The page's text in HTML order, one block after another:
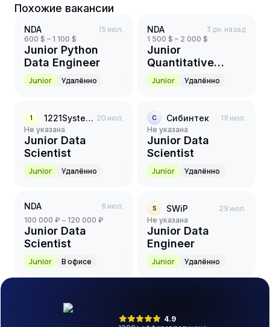
Похожие вакансии
NDA 15 июл.
600 $ – 1 100 $
Junior Python
Data Engineer
Junior Удалённо
NDA 3 дн. назад
1 500 $ – 2 000 $
Junior
Quantitative
Analyst /
Researcher
Junior Удалённо
1 1221Systems 20 июл.
Не указана
Junior Data
Scientist
Junior Удалённо
С Сибинтек 18 июл.
Не указана
Junior Data
Scientist
Junior Удалённо
NDA 8 июл.
100 000 ₽ – 120 000 ₽
Junior Data
Scientist
Junior В офисе
S SWiP 29 июл.
Не указана
Junior Data
Engineer
Junior Удалённо
4.9